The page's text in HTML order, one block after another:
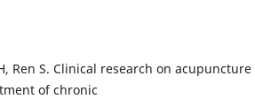
Ren S. Clinical research on
of chronic